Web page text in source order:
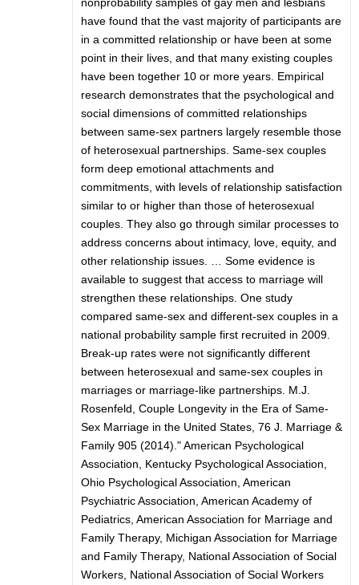
have found that the vast majority of participants are
in a committed relationship or have been at some
point in their lives, and that many existing couples
have been together 10 or more years. Empirical
research demonstrates that the psychological and
social dimensions of committed relationships
between same-sex partners largely resemble those
of heterosexual partnerships. Same-sex couples
form deep emotional attachments and
commitments, with levels of relationship satisfaction
similar to or higher than those of heterosexual
couples. They also go through similar processes to
address concerns about intimacy, love, equity, and
other relationship issues. … Some evidence is
available to suggest that access to marriage will
strengthen these relationships. One study
compared same-sex and different-sex couples in a
national probability sample first recruited in 2009.
Break-up rates were not significantly different
between heterosexual and same-sex couples in
marriages or marriage-like partnerships. M.J.
Rosenfeld, Couple Longevity in the Era of Same-
Sex Marriage in the United States, 76 J. Marriage &
Family 905 (2014)." American Psychological
Association, Kentucky Psychological Association,
Ohio Psychological Association, American
Psychiatric Association, American Academy of
Pediatrics, American Association for Marriage and
Family Therapy, Michigan Association for Marriage
and Family Therapy, National Association of Social
Workers, National Association of Social Workers